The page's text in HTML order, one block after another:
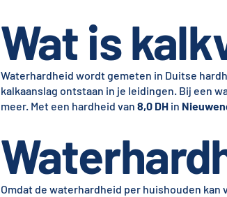
Wat is
Waterhardheid wordt gemeten in Duitse
kalkaanslag ontstaan in je leidingen. Bij een
meer. Met een hardheid van 8,0 DHin
Omdat de waterhardheid per huishouden